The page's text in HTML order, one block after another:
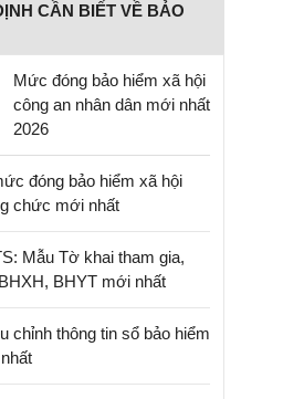
CẦN BIẾT VỀ BẢO
Mức đóng bảo hiểm xã hội
công an nhân dân mới nhất
2026
đóng bảo hiểm xã hội
chức mới nhất
Mẫu Tờ khai tham gia,
BHYT mới nhất
chỉnh thông tin sổ bảo hiểm